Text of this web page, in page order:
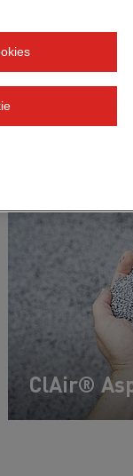
ClAir®